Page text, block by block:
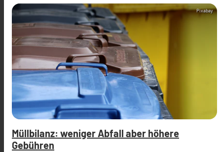
Pixabay
Müllbilanz: weniger Abfall aber höhere
Gebühren